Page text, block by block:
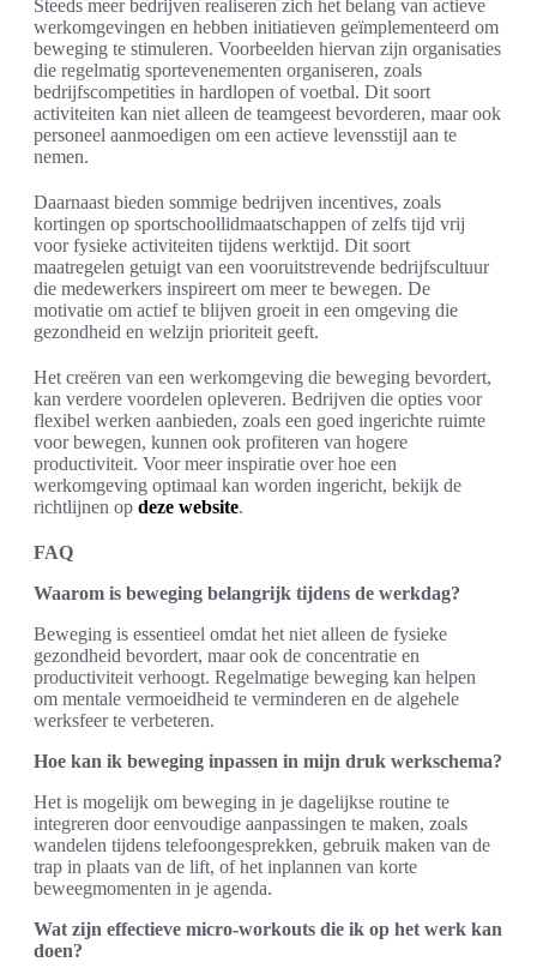
Steeds meer bedrijven realiseren zich het belang van actieve
werkomgevingen en hebben initiatieven geïmplementeerd om
beweging te stimuleren. Voorbeelden hiervan zijn organisaties
die regelmatig sportevenementen organiseren, zoals
bedrijfscompetities in hardlopen of voetbal. Dit soort
activiteiten kan niet alleen de teamgeest bevorderen, maar ook
personeel aanmoedigen om een actieve levensstijl aan te
nemen.
Daarnaast bieden sommige bedrijven incentives, zoals
kortingen op sportschoollidmaatschappen of zelfs tijd vrij
voor fysieke activiteiten tijdens werktijd. Dit soort
maatregelen getuigt van een vooruitstrevende bedrijfscultuur
die medewerkers inspireert om meer te bewegen. De
motivatie om actief te blijven groeit in een omgeving die
gezondheid en welzijn prioriteit geeft.
Het creëren van een werkomgeving die beweging bevordert,
kan verdere voordelen opleveren. Bedrijven die opties voor
flexibel werken aanbieden, zoals een goed ingerichte ruimte
voor bewegen, kunnen ook profiteren van hogere
productiviteit. Voor meer inspiratie over hoe een
werkomgeving optimaal kan worden ingericht, bekijk de
richtlijnen op deze website.
FAQ
Waarom is beweging belangrijk tijdens de werkdag?
Beweging is essentieel omdat het niet alleen de fysieke
gezondheid bevordert, maar ook de concentratie en
productiviteit verhoogt. Regelmatige beweging kan helpen
om mentale vermoeidheid te verminderen en de algehele
werksfeer te verbeteren.
Hoe kan ik beweging inpassen in mijn druk werkschema?
Het is mogelijk om beweging in je dagelijkse routine te
integreren door eenvoudige aanpassingen te maken, zoals
wandelen tijdens telefoongesprekken, gebruik maken van de
trap in plaats van de lift, of het inplannen van korte
beweegmomenten in je agenda.
Wat zijn effectieve micro-workouts die ik op het werk kan
doen?